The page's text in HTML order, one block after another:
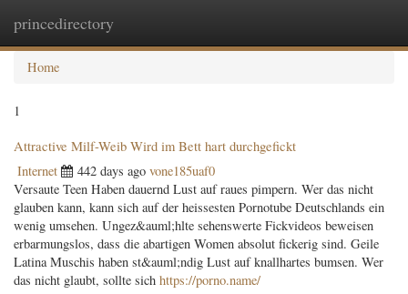
princedirectory
Home
1
Attractive Milf-Weib Wird im Bett hart durchgefickt
Internet 442 days ago vone185uaf0
Versaute Teen Haben dauernd Lust auf raues pimpern. Wer das nicht
glauben kann, kann sich auf der heissesten Pornotube Deutschlands ein
wenig umsehen. Ungez&auml;hlte sehenswerte Fickvideos beweisen
erbarmungslos, dass die abartigen Women absolut fickerig sind. Geile
Latina Muschis haben st&auml;ndig Lust auf knallhartes bumsen. Wer
das nicht glaubt, sollte sich https://porno.name/